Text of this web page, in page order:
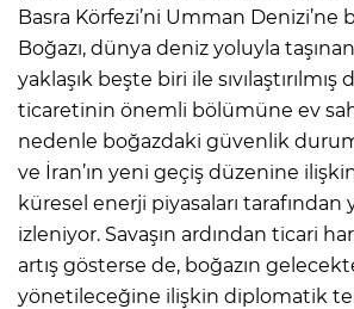
Basra Körfezi’ni Umman Denizi’ne
Boğazı, dünya deniz yoluyla
yaklaşık beşte biri ile sıvılaştırılmış
ticaretinin önemli bölümüne ev
nedenle boğazdaki güvenlik
ve İran’ın yeni geçiş düzenine ilişkin
küresel enerji piyasaları tarafından
izleniyor. Savaşın ardından ticari
artış gösterse de, boğazın
yönetileceğine ilişkin diplomatik